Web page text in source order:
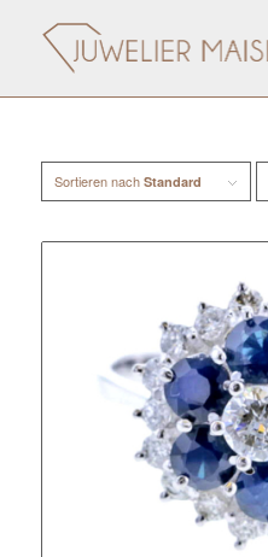
Sortieren nach Standard